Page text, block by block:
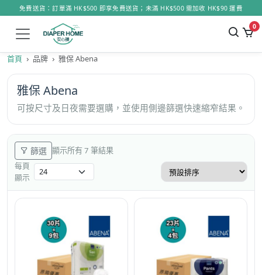
免費送貨：訂單滿 HK$500 即享免費送貨；未滿 HK$500 需加收 HK$90 運費
0
首頁 品牌 雅保 Abena
雅保 Abena
可按尺寸及日夜需要選購，並使用側邊篩選快速縮窄結果。
篩選 顯示所有 7 筆結果
每頁
顯示